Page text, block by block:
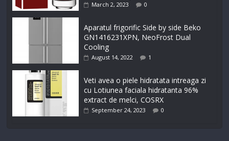
March 2, 2023 0
Aparatul frigorific Side by side Beko
GN1416231XPN, NeoFrost Dual
Cooling
August 14, 2022 1
Veti avea o piele hidratata intreaga zi
cu Lotiunea faciala hidratanta 96%
extract de melci, COSRX
September 24, 2023 0